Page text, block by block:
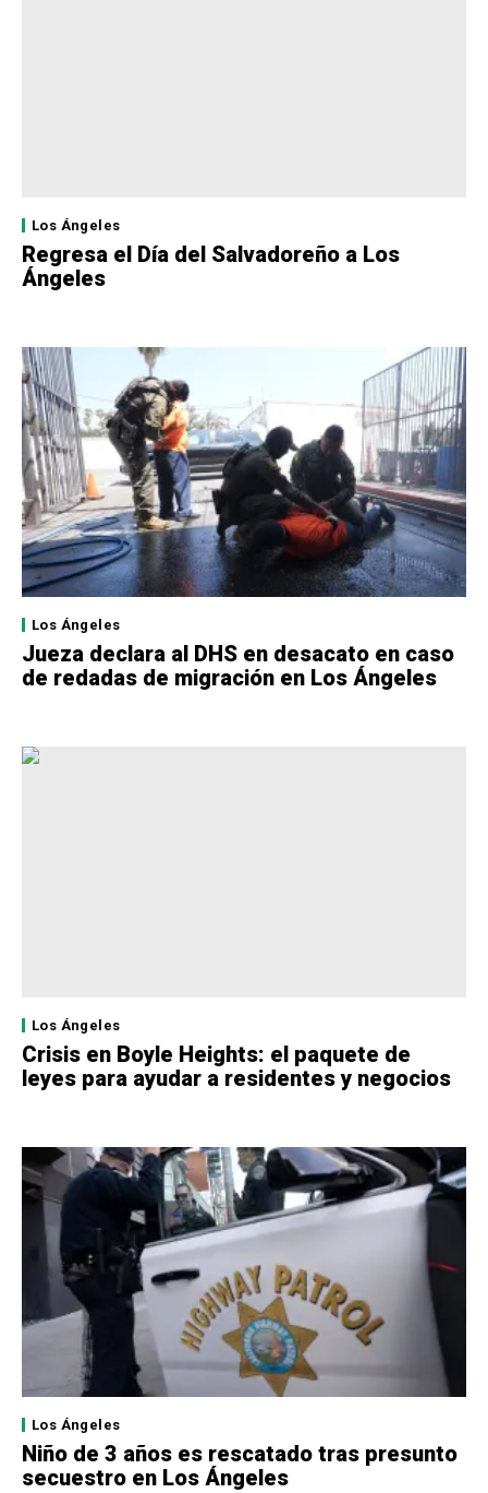
Los Ángeles
Regresa el Día del Salvadoreño a Los
Ángeles
Los Ángeles
Jueza declara al DHS en desacato en caso
de redadas de migración en Los Ángeles
Los Ángeles
Crisis en Boyle Heights: el paquete de
leyes para ayudar a residentes y negocios
Los Ángeles
Niño de 3 años es rescatado tras presunto
secuestro en Los Ángeles